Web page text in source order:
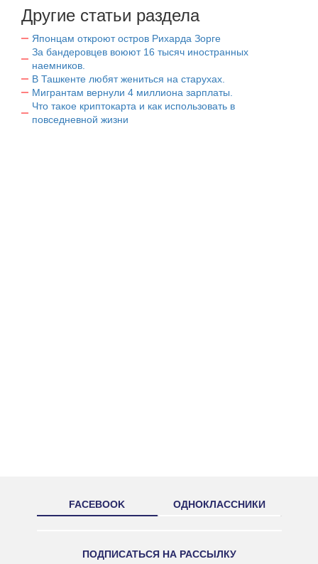
Другие статьи раздела
Японцам откроют остров Рихарда Зорге
За бандеровцев воюют 16 тысяч иностранных
наемников.
В Ташкенте любят жениться на старухах.
Мигрантам вернули 4 миллиона зарплаты.
Что такое криптокарта и как использовать в
повседневной жизни
FACEBOOK ОДНОКЛАССНИКИ
ПОДПИСАТЬСЯ НА РАССЫЛКУ